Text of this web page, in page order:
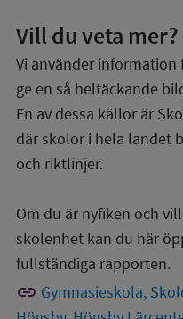
Vill du veta mer?
Vi använder
ge en så heltäckande
En av dessa källor är
där skolor i hela landet
och riktlinjer.
Om du är nyfiken och
skolenhet kan du här
fullständiga rapporten.
link Gymnasieskola,